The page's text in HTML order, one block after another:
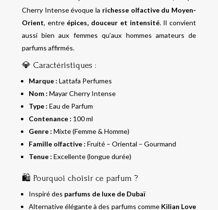
Cherry Intense évoque la richesse olfactive du Moyen-
Orient, entre épices, douceur et intensité. Il convient
aussi bien aux femmes qu’aux hommes amateurs de
parfums affirmés.
💎 Caractéristiques :
Marque : Lattafa Perfumes
Nom : Mayar Cherry Intense
Type : Eau de Parfum
Contenance : 100 ml
Genre : Mixte (Femme & Homme)
Famille olfactive : Fruité – Oriental – Gourmand
Tenue : Excellente (longue durée)
🛍️ Pourquoi choisir ce parfum ?
Inspiré des parfums de luxe de Dubaï
Alternative élégante à des parfums comme Kilian Love